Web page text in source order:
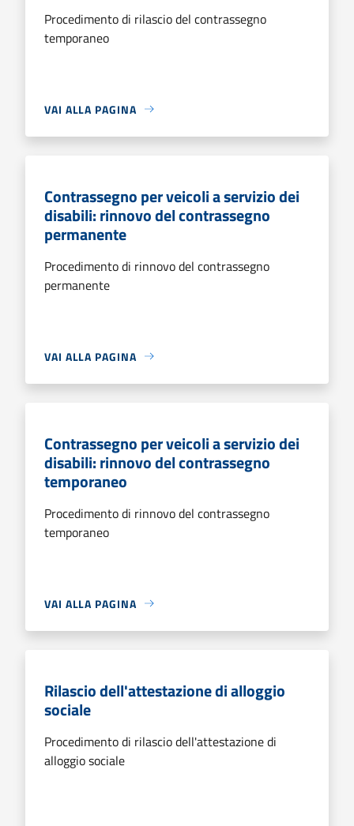
Procedimento di rilascio del contrassegno
temporaneo
VAI ALLA PAGINA
Contrassegno per veicoli a servizio dei
disabili: rinnovo del contrassegno
permanente
Procedimento di rinnovo del contrassegno
permanente
VAI ALLA PAGINA
Contrassegno per veicoli a servizio dei
disabili: rinnovo del contrassegno
temporaneo
Procedimento di rinnovo del contrassegno
temporaneo
VAI ALLA PAGINA
Rilascio dell'attestazione di alloggio
sociale
Procedimento di rilascio dell'attestazione di
alloggio sociale